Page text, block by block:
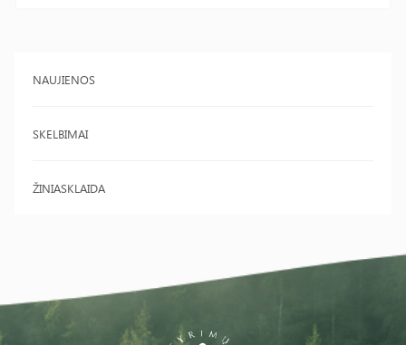
NAUJIENOS
SKELBIMAI
ŽINIASKLAIDA